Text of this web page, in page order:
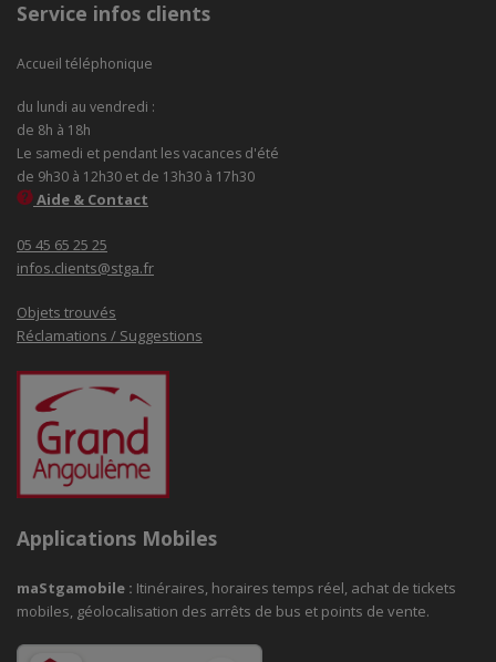
Service infos clients
Accueil téléphonique
du lundi au vendredi :
de 8h à 18h
Le samedi et pendant les vacances d'été
de 9h30 à 12h30 et de 13h30 à 17h30
Aide & Contact
05 45 65 25 25
infos.clients@stga.fr
Objets trouvés
Réclamations / Suggestions
Applications Mobiles
maStgamobile : Itinéraires, horaires temps réel, achat de tickets
mobiles, géolocalisation des arrêts de bus et points de vente.